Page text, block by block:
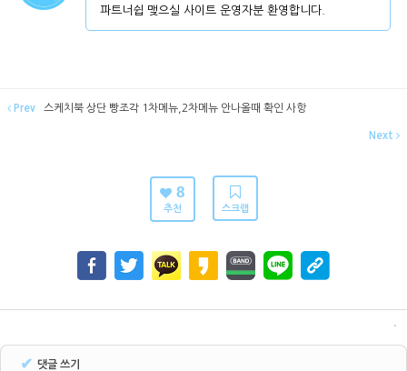
파트너쉽 맺으실 사이트 운영자분 환영합니다.
Prev 스케치북 상단 빵조각 1차메뉴,2차메뉴 안나올때 확인 사항
Next
8
추천 스크랩
✔ 댓글 쓰기